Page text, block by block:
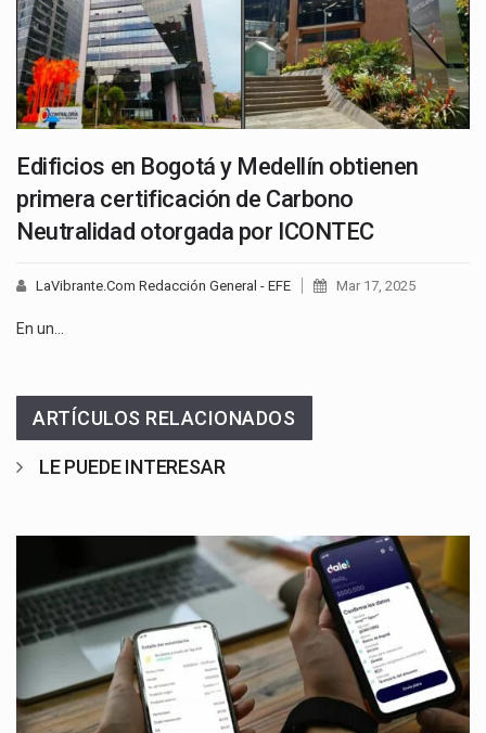
Edificios en Bogotá y Medellín obtienen
primera certificación de Carbono
Neutralidad otorgada por ICONTEC
LaVibrante.Com Redacción General - EFE Mar 17, 2025
En un…
ARTÍCULOS RELACIONADOS
LE PUEDE INTERESAR